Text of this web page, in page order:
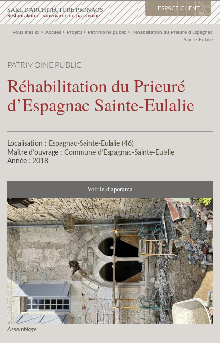
ESPACE CLIENT
SARL D’ARCHITECTURE PRONAOS
Restauration et sauvegarde du patrimoine
Vous êtes ici > Accueil > Projets > Patrimoine public > Réhabilitation du Prieuré d’Espagnac
Sainte-Eulalie
PATRIMOINE PUBLIC
Réhabilitation du Prieuré
d’Espagnac Sainte-Eulalie
Localisation : Espagnac-Sainte-Eulalie (46)
Maître d’ouvrage : Commune d’Espagnac-Sainte-Eulalie
Année : 2018
Voir le diaporama
Assemblage